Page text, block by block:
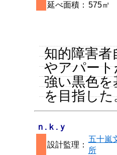
延べ面積： 575㎡
知的障害者
やアパー
強い黒色
を目指した
ｎ.ｋ.ｙ
設計監理：
五十嵐
所